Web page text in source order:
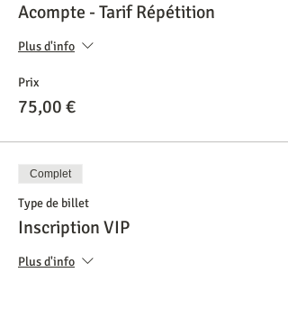
Acompte - Tarif Répétition
Plus d'info
Prix
75,00 €
Complet
Type de billet
Inscription VIP
Plus d'info